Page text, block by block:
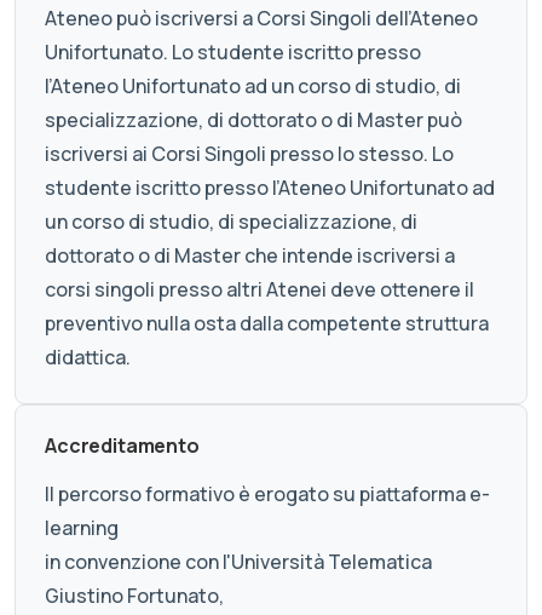
Ateneo può iscriversi a Corsi Singoli dell’Ateneo
Unifortunato. Lo studente iscritto presso
l’Ateneo Unifortunato ad un corso di studio, di
specializzazione, di dottorato o di Master può
iscriversi ai Corsi Singoli presso lo stesso. Lo
studente iscritto presso l’Ateneo Unifortunato ad
un corso di studio, di specializzazione, di
dottorato o di Master che intende iscriversi a
corsi singoli presso altri Atenei deve ottenere il
preventivo nulla osta dalla competente struttura
didattica.
Accreditamento
Il percorso formativo è erogato su piattaforma e-
learning
in convenzione con l'Università Telematica
Giustino Fortunato,